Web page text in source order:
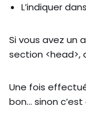
L’indiquer
Si vous avez un
section <head>,
Une fois
bon… sinon